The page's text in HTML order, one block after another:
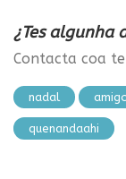
¿Tes algunha
Contacta coa
nadal
quenandaahi